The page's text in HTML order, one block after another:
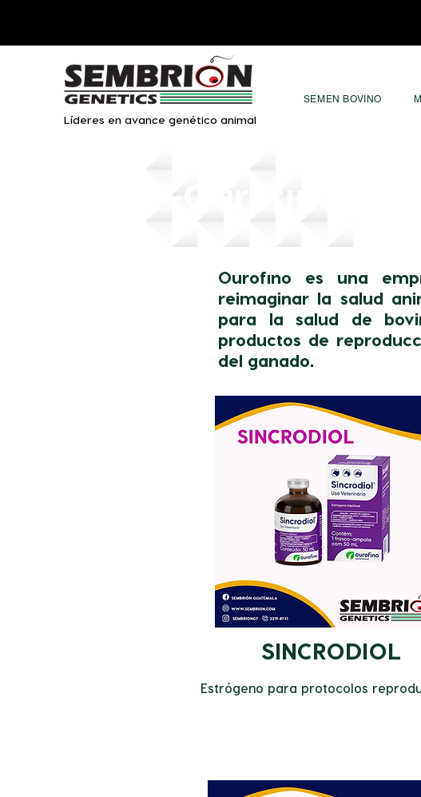
Líderes en avance genético animal
SEMEN BOVINO
Ourofino es una
reimaginar la salud
para la salud de
productos de
del ganado.
SINCRODIOL
Estrógeno para protocolos